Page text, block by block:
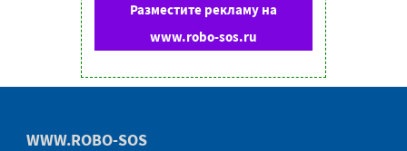
Разместите рекламу на
www.robo-sos.ru
WWW.ROBO-SOS